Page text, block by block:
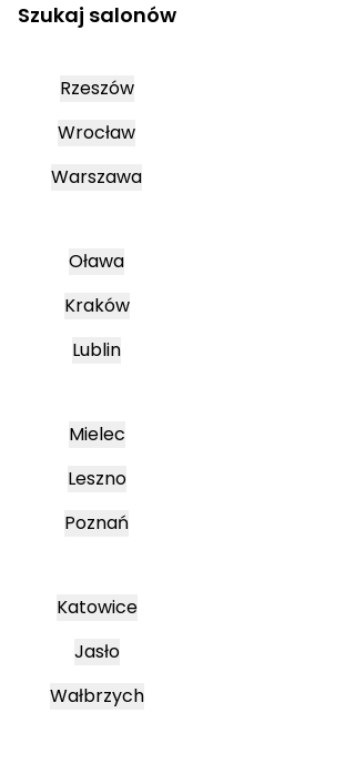
Szukaj salonów
Rzeszów
Wrocław
Warszawa
Oława
Kraków
Lublin
Mielec
Leszno
Poznań
Katowice
Jasło
Wałbrzych